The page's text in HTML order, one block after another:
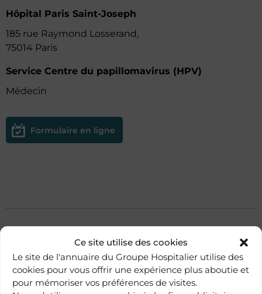
Ce site utilise des cookies
Le site de l'annuaire du Groupe Hospitalier utilise des
cookies pour vous offrir une expérience plus aboutie et
pour mémoriser vos préférences de visites.
Hôpital Paris Saint-Joseph
185 rue Raymond Losserand,
75014 Paris
Service Centre du papillomavirus (HPV)
Médecin
Formulaire en ligne
En savoir plus sur les
services